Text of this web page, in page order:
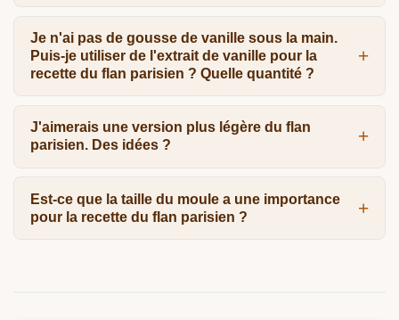
Je n'ai pas de gousse de vanille sous la main.
Puis-je utiliser de l'extrait de vanille pour la
recette du flan parisien ? Quelle quantité ?
J'aimerais une version plus légère du flan
parisien. Des idées ?
Est-ce que la taille du moule a une importance
pour la recette du flan parisien ?